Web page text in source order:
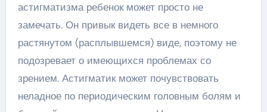
астигматизма ребенок может просто не
замечать. Он привык видеть все в немного
растянутом (расплывшемся) виде, поэтому не
подозревает о имеющихся проблемах со
зрением. Астигматик может почувствовать
неладное по периодическим головным болям и